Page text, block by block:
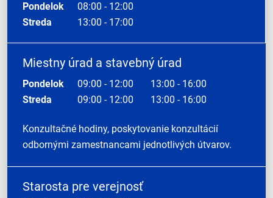
Pondelok
08:00 - 12:00
Streda
13:00 - 17:00
Miestny úrad a stavebný úrad
Pondelok 09:00 - 12:00
13:00 - 16:00
Streda
09:00 - 12:00 13:00 - 16:00
Konzultačné hodiny, poskytovanie konzultácií
odbornými zamestnancami jednotlivých útvarov.
Starosta pre verejnosť